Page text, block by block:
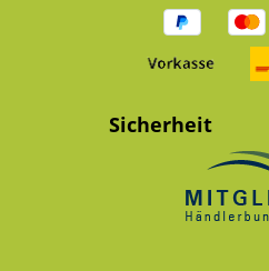
Sicherheit